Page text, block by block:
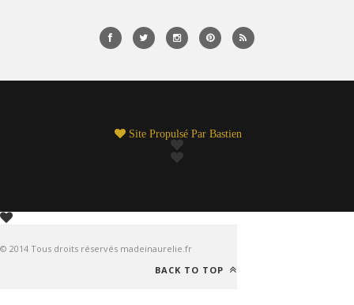
Site Propulsé Par Bastien
© 2014 Tous droits réservés madeinaurelie.fr
BACK TO TOP